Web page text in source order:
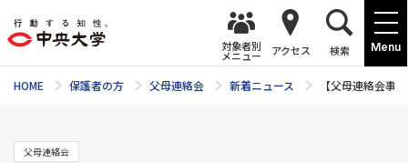
Menu
対象者別
メニュー アクセス 検索
HOME 保護者の方 父母連絡会 新着ニュース 【父母連絡会事
父母連絡会